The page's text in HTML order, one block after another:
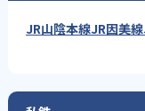
JR山陰本線JR因美線